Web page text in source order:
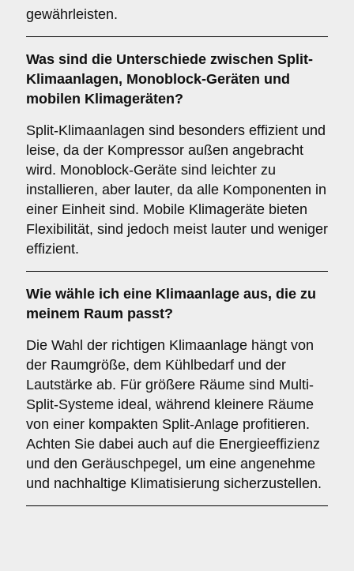
gewährleisten.
Was sind die Unterschiede zwischen Split-
Klimaanlagen, Monoblock-Geräten und
mobilen Klimageräten?
Split-Klimaanlagen sind besonders effizient und
leise, da der Kompressor außen angebracht
wird. Monoblock-Geräte sind leichter zu
installieren, aber lauter, da alle Komponenten in
einer Einheit sind. Mobile Klimageräte bieten
Flexibilität, sind jedoch meist lauter und weniger
effizient.
Wie wähle ich eine Klimaanlage aus, die zu
meinem Raum passt?
Die Wahl der richtigen Klimaanlage hängt von
der Raumgröße, dem Kühlbedarf und der
Lautstärke ab. Für größere Räume sind Multi-
Split-Systeme ideal, während kleinere Räume
von einer kompakten Split-Anlage profitieren.
Achten Sie dabei auch auf die Energieeffizienz
und den Geräuschpegel, um eine angenehme
und nachhaltige Klimatisierung sicherzustellen.